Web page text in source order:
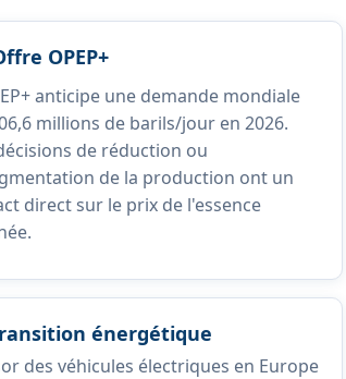
OPEP+
anticipe une demande mondiale
millions de barils/jour en 2026.
de réduction ou
de la production ont un
direct sur le prix de l'essence
énergétique
des véhicules électriques en Europe